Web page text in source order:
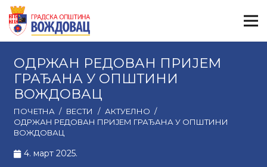
ОДРЖАН РЕДОВАН ПРИЈЕМ
ГРАЂАНА У ОПШТИНИ
ВОЖДОВАЦ
ПОЧЕТНА / ВЕСТИ / АКТУЕЛНО /
ОДРЖАН РЕДОВАН ПРИЈЕМ ГРАЂАНА У ОПШТИНИ
ВОЖДОВАЦ
4. март 2025.